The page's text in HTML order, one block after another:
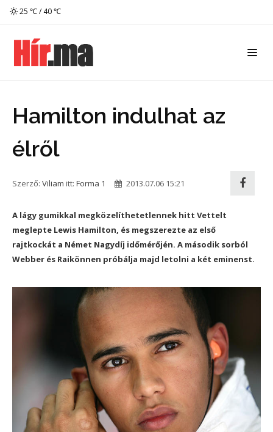
25 ℃ / 40 ℃
Hamilton indulhat az
élről
Szerző: Viliam itt: Forma 1 2013.07.06 15:21
A lágy gumikkal megközelíthetetlennek hitt Vettelt
meglepte Lewis Hamilton, és megszerezte az első
rajtkockát a Német Nagydíj időmérőjén. A második sorból
Webber és Raikönnen próbálja majd letolni a két eminenst.